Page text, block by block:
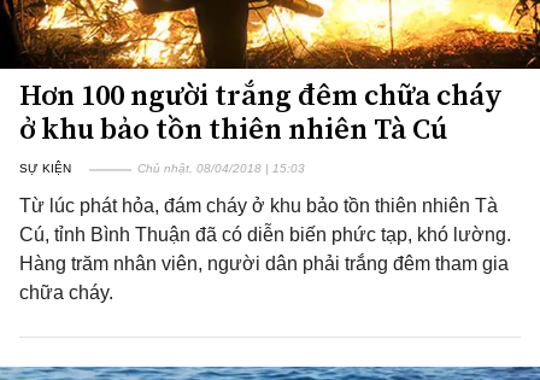
Hơn 100 người trắng đêm chữa cháy
ở khu bảo tồn thiên nhiên Tà Cú
SỰ KIỆN Chủ nhật, 08/04/2018 | 15:03
Từ lúc phát hỏa, đám cháy ở khu bảo tồn thiên nhiên Tà
Cú, tỉnh Bình Thuận đã có diễn biến phức tạp, khó lường.
Hàng trăm nhân viên, người dân phải trắng đêm tham gia
chữa cháy.